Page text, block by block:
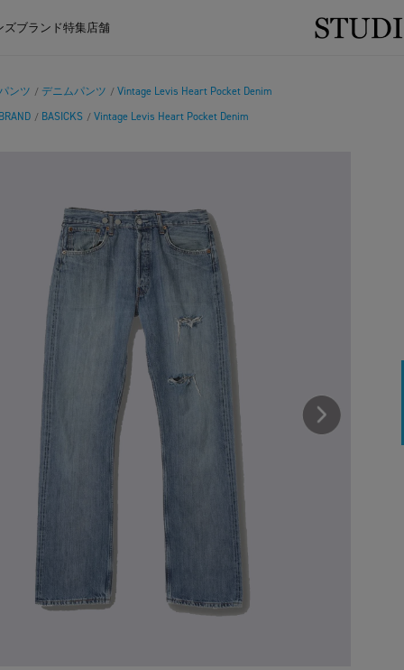
ズブランド特集店舗
ンツ / デニムパンツ / Vintage Levis Heart Pocket Denim
BRAND / BASICKS / Vintage Levis Heart Pocket Denim